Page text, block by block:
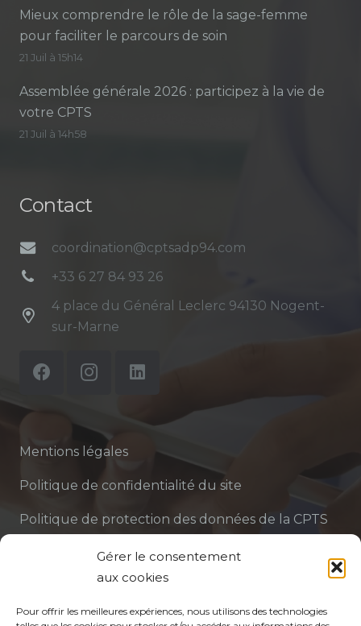
Gérer le consentement
aux cookies
Pour offrir les meilleures expériences, nous utilisons des technologies
Mieux comprendre le rôle de la sage-femme
pour faciliter le parcours de soin
21 Juil à 15h14
Assemblée générale 2026 : participez à la vie de
votre CPTS
21 Juil à 14h58
Contact
coordination@cptsadp94.com
+33 6 27 84 93 26
4 place du Général Leclerc 94130 Nogent-
sur-Marne
Mentions légales
Politique de confidentialité du site
Politique de protection des données de la CPTS